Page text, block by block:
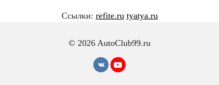
© 2026 AutoClub99.ru
Ссылки: refite.ru tyatya.ru